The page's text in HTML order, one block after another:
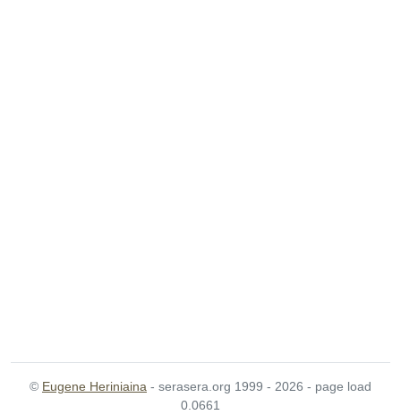
© Eugene Heriniaina - serasera.org 1999 - 2026 - page load
0.0661